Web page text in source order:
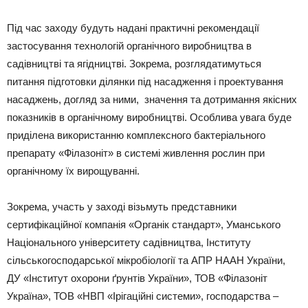
Під час заходу будуть надані практичні рекомендації
застосування технологій органічного виробництва в
садівництві та ягідництві. Зокрема, розглядатимуться
питання підготовки ділянки під насадження і проектування
насаджень, догляд за ними, значення та дотримання якісних
показників в органічному виробництві. Особлива увага буде
приділена використанню комплексного бактеріального
препарату «Філазоніт» в системі живлення рослин при
органічному їх вирощуванні.
Зокрема, участь у заході візьмуть представники
сертифікаційної компанія «Органік стандарт», Уманського
Національного університету садівництва, Інституту
сільськогосподарської мікробіології та АПР НААН України,
ДУ «Інститут охорони ґрунтів України», ТОВ «Філазоніт
Україна», ТОВ «НВП «Ірігаційні системи», господарства –